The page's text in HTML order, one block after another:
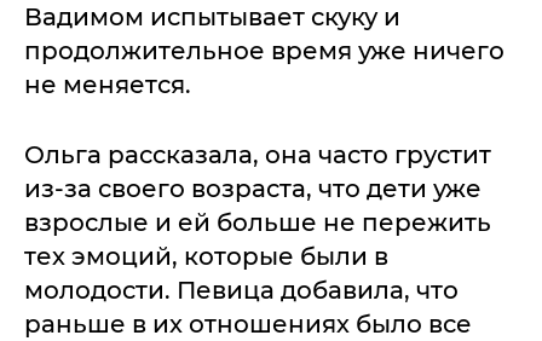
Вадимом испытывает скуку и
продолжительное время уже ничего
не меняется.
Ольга рассказала, она часто грустит
из-за своего возраста, что дети уже
взрослые и ей больше не пережить
тех эмоций, которые были в
молодости. Певица добавила, что
раньше в их отношениях было все